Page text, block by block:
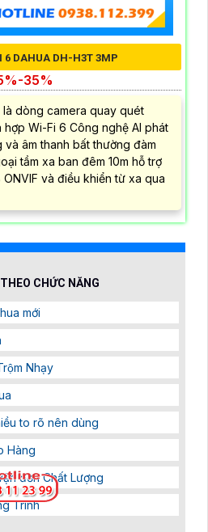
6 DAHUA DH-H3T 3MP
35%
là dòng camera quay quét
hợp Wi-Fi 6 Công nghệ AI phát
âm thanh bất thường đàm
tầm xa ban đêm 10m hỗ trợ
và điều khiển từ xa qua
CHỨC NĂNG
mới
Nhạy
to rõ nên dùng
Hàng
đơn Chất Lượng
Trình